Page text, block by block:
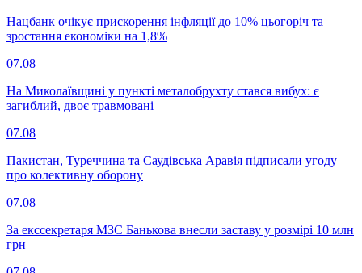
Нацбанк очікує прискорення інфляції до 10% цьогоріч та
зростання економіки на 1,8%
07.08
На Миколаївщині у пункті металобрухту стався вибух: є
загиблий, двоє травмовані
07.08
Пакистан, Туреччина та Саудівська Аравія підписали угоду
про колективну оборону
07.08
За екссекретаря МЗС Банькова внесли заставу у розмірі 10 млн
грн